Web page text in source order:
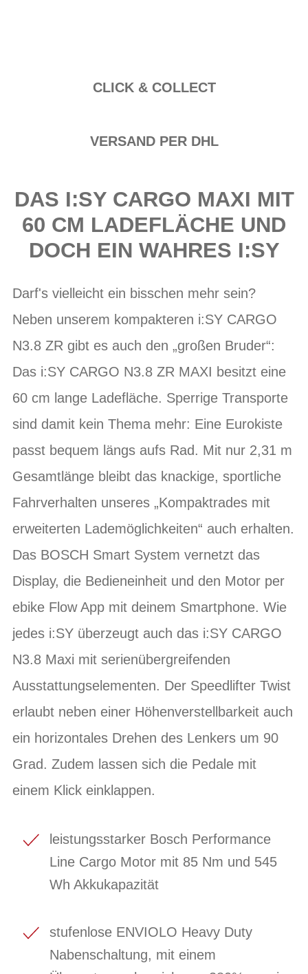
CLICK & COLLECT
VERSAND PER DHL
DAS I:SY CARGO MAXI MIT
60 CM LADEFLÄCHE UND
DOCH EIN WAHRES I:SY
Darf's vielleicht ein bisschen mehr sein?
Neben unserem kompakteren i:SY CARGO
N3.8 ZR gibt es auch den „großen Bruder“:
Das i:SY CARGO N3.8 ZR MAXI besitzt eine
60 cm lange Ladefläche. Sperrige Transporte
sind damit kein Thema mehr: Eine Eurokiste
passt bequem längs aufs Rad. Mit nur 2,31 m
Gesamtlänge bleibt das knackige, sportliche
Fahrverhalten unseres „Kompaktrades mit
erweiterten Lademöglichkeiten“ auch erhalten.
Das BOSCH Smart System vernetzt das
Display, die Bedieneinheit und den Motor per
ebike Flow App mit deinem Smartphone. Wie
jedes i:SY überzeugt auch das i:SY CARGO
N3.8 Maxi mit serienübergreifenden
Ausstattungselementen. Der Speedlifter Twist
erlaubt neben einer Höhenverstellbarkeit auch
ein horizontales Drehen des Lenkers um 90
Grad. Zudem lassen sich die Pedale mit
einem Klick einklappen.
leistungsstarker Bosch Performance
Line Cargo Motor mit 85 Nm und 545
Wh Akkukapazität
stufenlose ENVIOLO Heavy Duty
Nabenschaltung, mit einem